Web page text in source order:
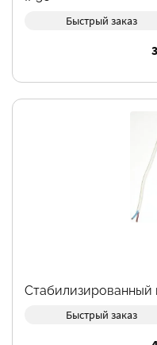
Быстрый заказ
Стабилизированный
Быстрый заказ